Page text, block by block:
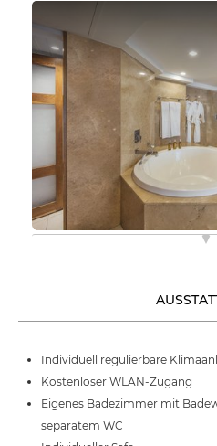
Individuell regulierbare
Kostenloser WLAN-Zugang
Eigenes Badezimmer mit
separatem WC